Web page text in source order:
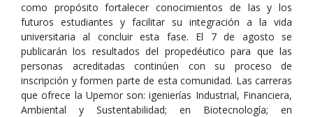
como propósito fortalecer conocimientos de las y los
futuros estudiantes y facilitar su integración a la vida
universitaria al concluir esta fase. El 7 de agosto se
publicarán los resultados del propedéutico para que las
personas acreditadas continúen con su proceso de
inscripción y formen parte de esta comunidad. Las carreras
que ofrece la Upemor son: igenierías Industrial, Financiera,
Ambiental y Sustentabilidad; en Biotecnología; en